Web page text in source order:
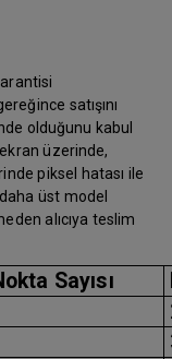
satışını
olduğunu kabul
üzerinde,
piksel hatası ile
üst model
alıcıya teslim
Sayısı